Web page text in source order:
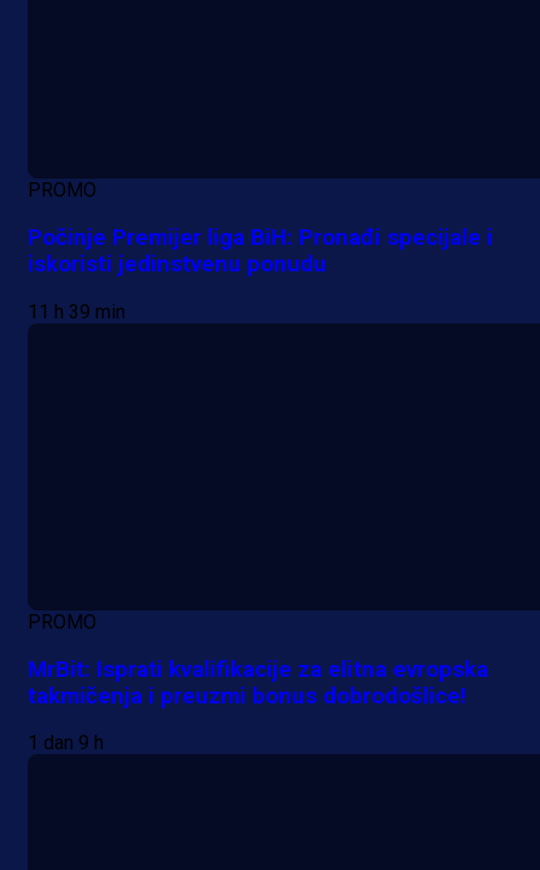
PROMO
Počinje Premijer liga BiH: Pronađi specijale i
iskoristi jedinstvenu ponudu
11 h 39 min
PROMO
MrBit: Isprati kvalifikacije za elitna evropska
takmičenja i preuzmi bonus dobrodošlice!
1 dan 9 h